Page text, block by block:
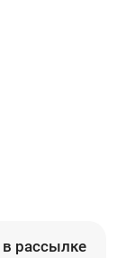
в рассылке